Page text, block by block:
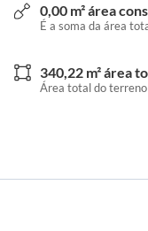
0,00 m² área
É a soma da área
340,22 m² área
Área total do